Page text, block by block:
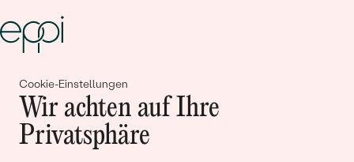
Cookie-Einstellungen
Wir achten auf Ihre
Privatsphäre
Gemeinsam erschaffen wir
Geschichten von Schönheit und
Liebe